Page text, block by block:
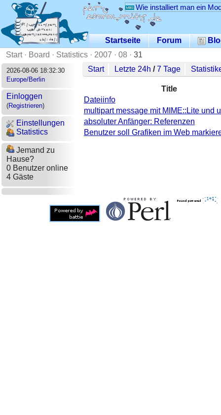
Wie installiert man ein
Startseite Forum
Start· Board · Statistics · 2007 · 08 · 31
2026-08-06 18:32:30
Europe/Berlin
Einloggen
(Registrieren)
Einstellungen
Statistics
Jemand zu
Hause?
0 Benutzer online
4 Gäste
Start Letzte 24h /7 Tage
Title
Dateiinfo
multipart message mit MIME::Lite und
absoluter Anfänger: Referenzen
Benutzer soll Grafiken im Web